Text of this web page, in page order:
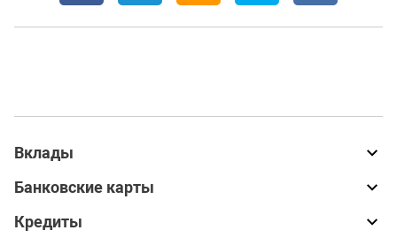
Вклады
Банковские карты
Кредиты